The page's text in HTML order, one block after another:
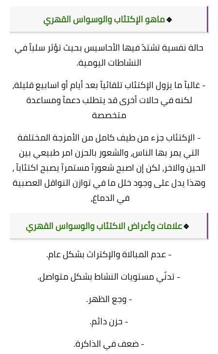
🔹ماهو الإكتئاب والوسواس القهري
حالة نفسية تشتدّ فيها الأحاسيس بحيث تؤثر سلبآ في
النشاطات اليومية.
- غالبآ ما يزول الإكتئاب تلقائيآ بعد أيام أو اسابيع قليلة،
لكنه في حالات أخرى قد يتطلب دعمآ ومساعدة
متخصصة
- الإكتئاب جزء من طيف كامل من الأمزجة المختلفة
التي يمر بها الناس، والشعور بالحزن امر طبيعي بين
الحين والاخر، لكن إن اصبح شعورآ مستمرآ يصبح اكتئابآ ،
وهذا يدل على وجود خلل ما في توازن النواقل العصبية
في الدماغ،
🔹علامات وأعراض الاكتئاب والوسواس القهري
- عدم المبالاة والإكتراث بشكل عام.
- تدنّي مستويات النشاط بشكل متواصل.
- وجع الظهر.
- حزن دائم.
- ضعف في الذاكرة.